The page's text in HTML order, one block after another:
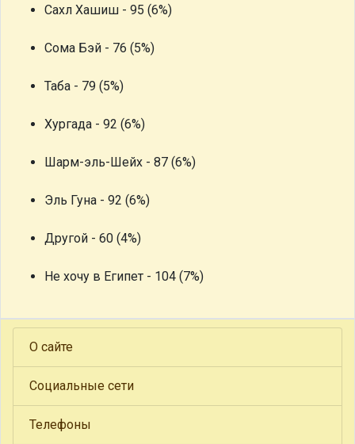
Сахл Хашиш - 95 (6%)
Сома Бэй - 76 (5%)
Таба - 79 (5%)
Хургада - 92 (6%)
Шарм-эль-Шейх - 87 (6%)
Эль Гуна - 92 (6%)
Другой - 60 (4%)
Не хочу в Египет - 104 (7%)
О сайте
Социальные сети
Телефоны